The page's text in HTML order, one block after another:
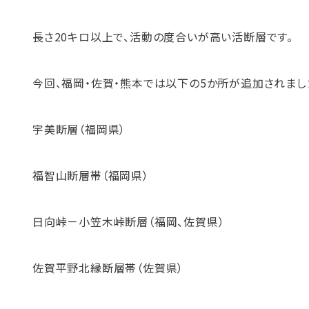
長さ20キロ以上で、活動の度合いが高い活断層です。
今回、福岡・佐賀・熊本では以下の5か所が追加されまし
宇美断層（福岡県）
福智山断層帯（福岡県）
日向峠－小笠木峠断層（福岡、佐賀県）
佐賀平野北縁断層帯（佐賀県）